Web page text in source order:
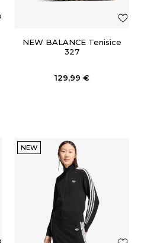
NEW BALANCE Tenisice
327
129,99 €
NEW